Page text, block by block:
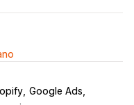
Google Ads